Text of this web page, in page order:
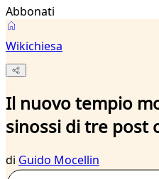
Abbonati
Wikichiesa
Il nuovo tempio
sinossi di tre post
di Guido Mocellin